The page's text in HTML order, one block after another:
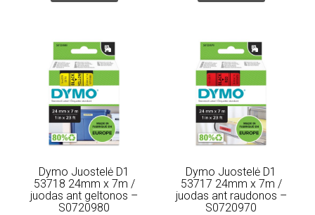
Dymo Juostelė D1
53718 24mm x 7m /
juodas ant geltonos –
S0720980
Dymo Juostelė D1
53717 24mm x 7m /
juodas ant raudonos –
S0720970